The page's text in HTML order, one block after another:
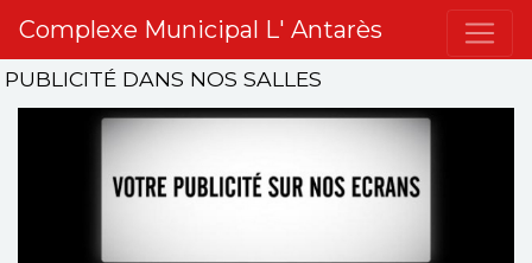
Complexe Municipal L' Antarès
PUBLICITÉ DANS NOS SALLES